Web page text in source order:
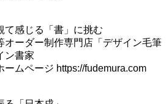
て感じる「書」に挑む
オーダー制作専門店「デザイン毛筆
ン書家
ームページ https://fudemura.com